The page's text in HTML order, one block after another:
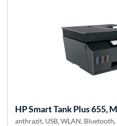
HPSmart Tank Plus 655,
anthrazit, USB, WLAN, Bluetooth,